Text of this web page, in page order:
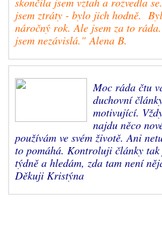
jsem ztráty - bylo jich hodně.
náročný rok. Ale jsem za to
jsem nezávislá." Alena B.
Moc ráda čtu
duchovní
motivující.
najdu něco
používám ve svém životě. Ani
to pomáhá. Kontroluji články tak
týdně a hledám, zda tam není
Děkuji Kristýna